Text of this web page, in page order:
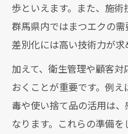
歩といえます。また、施術
群馬県内ではまつエクの
差別化には高い技術力が求
加えて、衛生管理や顧客
おくことが重要です。例
毒や使い捨て品の活用は
なります。これらの準備